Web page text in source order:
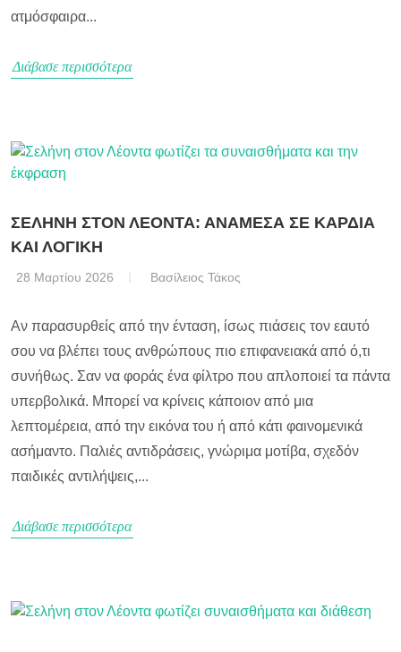
ατμόσφαιρα...
Διάβασε περισσότερα
ΣΕΛΗΝΗ ΣΤΟΝ ΛΕΟΝΤΑ: ΑΝΑΜΕΣΑ ΣΕ ΚΑΡΔΙΑ
ΚΑΙ ΛΟΓΙΚΗ
28 Μαρτίου 2026 Βασίλειος Τάκος
Αν παρασυρθείς από την ένταση, ίσως πιάσεις τον εαυτό
σου να βλέπει τους ανθρώπους πιο επιφανειακά από ό,τι
συνήθως. Σαν να φοράς ένα φίλτρο που απλοποιεί τα πάντα
υπερβολικά. Μπορεί να κρίνεις κάποιον από μια
λεπτομέρεια, από την εικόνα του ή από κάτι φαινομενικά
ασήμαντο. Παλιές αντιδράσεις, γνώριμα μοτίβα, σχεδόν
παιδικές αντιλήψεις,...
Διάβασε περισσότερα